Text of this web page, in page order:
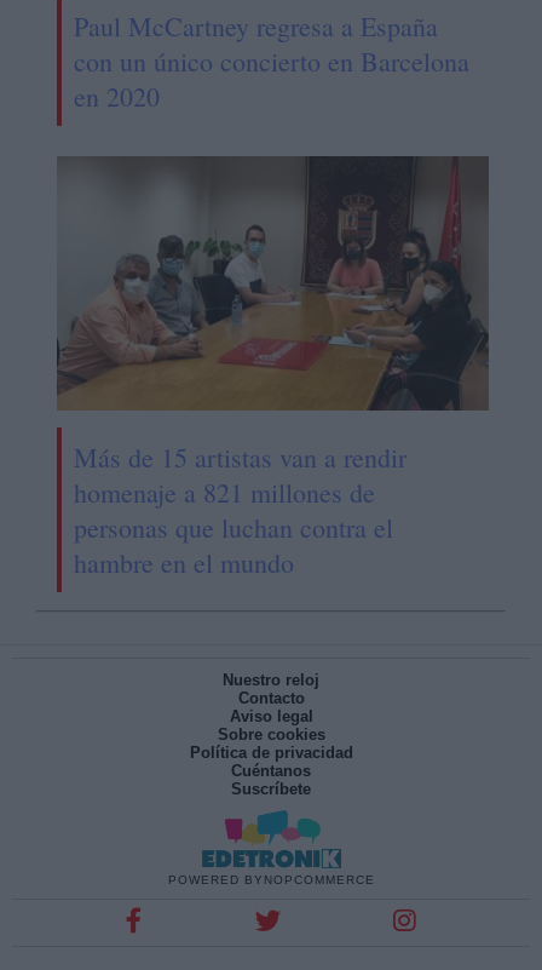
Paul McCartney regresa a España
con un único concierto en Barcelona
en 2020
Más de 15 artistas van a rendir
homenaje a 821 millones de
personas que luchan contra el
hambre en el mundo
Nuestro reloj
Contacto
Aviso legal
Sobre cookies
Política de privacidad
Cuéntanos
Suscríbete
POWERED BY NOPCOMMERCE